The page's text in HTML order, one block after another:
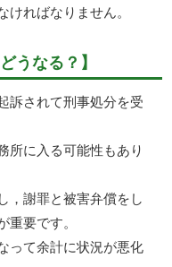
ればなりません。
うなる？】
訴されて刑事処分を受
所に入る可能性もあり
，謝罪と被害弁償をし
要です。
って余計に状況が悪化